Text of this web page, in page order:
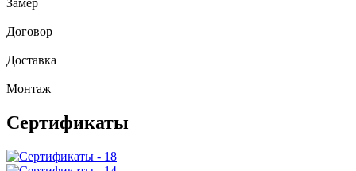
Замер
Договор
Доставка
Монтаж
Сертификаты